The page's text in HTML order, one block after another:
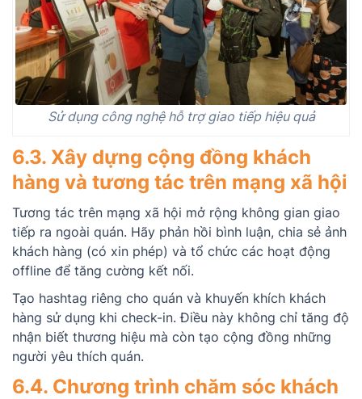
Sử dụng công nghệ hỗ trợ giao tiếp hiệu quả
6.3. Xây dựng cộng đồng khách
hàng và tương tác trên mạng xã hội
Tương tác trên mạng xã hội mở rộng không gian giao
tiếp ra ngoài quán. Hãy phản hồi bình luận, chia sẻ ảnh
khách hàng (có xin phép) và tổ chức các hoạt động
offline để tăng cường kết nối.
Tạo hashtag riêng cho quán và khuyến khích khách
hàng sử dụng khi check-in. Điều này không chỉ tăng độ
nhận biết thương hiệu mà còn tạo cộng đồng những
người yêu thích quán.
6.4. Chương trình chăm sóc khách